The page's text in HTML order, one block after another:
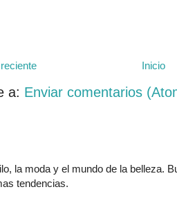
Inicio
a: Enviar comentarios
la moda y el mundo de la belleza.
tendencias.